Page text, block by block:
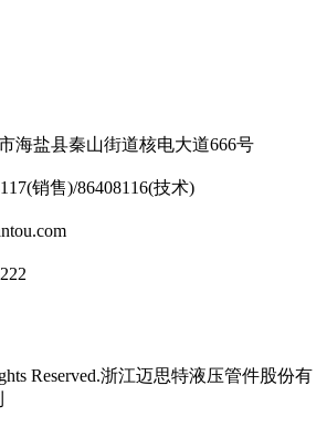
海盐县秦山街道核电大道666号
销售)/86408116(技术)
Reserved.浙江迈思特液压管件股份有